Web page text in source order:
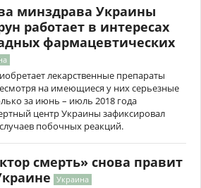
минздрава Украины
работает в интересах
фармацевтических
лекарственные препараты
на имеющиеся у них серьезные
за июнь – июль 2018 года
центр Украины зафиксировал
побочных реакций.
смерть» снова правит
Украина